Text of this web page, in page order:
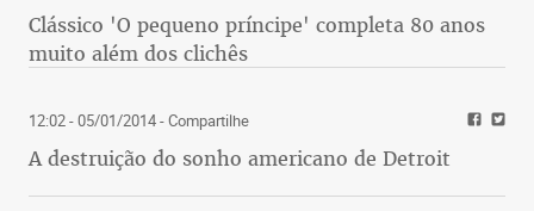
Clássico 'O pequeno príncipe' completa 80 anos
muito além dos clichês
12:02 - 05/01/2014- Compartilhe
A destruição do sonho americano de Detroit